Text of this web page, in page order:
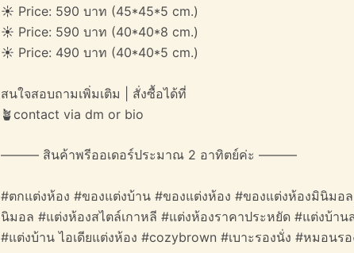
☀️ Price: 590 บาท (45*45*5 cm.)
☀️ Price: 590 บาท (40*40*8 cm.)
☀️ Price: 490 บาท (40*40*5 cm.)
สนใจสอบถามเพิ่มเติม | สั่งซื้อได้ที่
🪴contact via dm or bio
——— สินค้าพรีออเดอร์ประมาณ 2 อาทิตย์ค่ะ ———
#ตกแต่งห้อง #ของแต่งบ้าน #ของแต่งห้อง #ของแต่งห้องมินิมอ
นิมอล #แต่งห้องสไตล์เกาหลี #แต่งห้องราคาประหยัด #แต่งบ้า
#แต่งบ้าน ไอเดียแต่งห้อง #cozybrown #เบาะรองนั่ง #หมอนรอ